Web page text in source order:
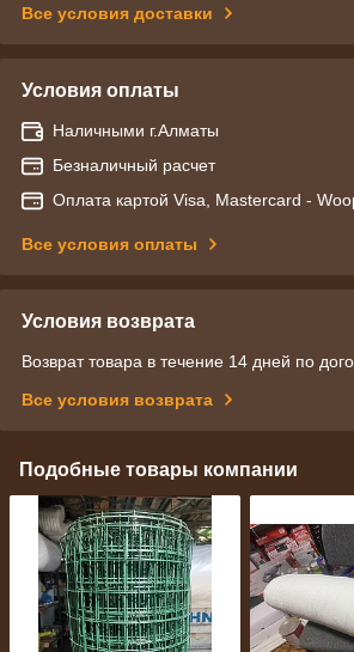
Все условия доставки
Условия оплаты
Наличными г.Алматы
Безналичный расчет
Оплата картой Visa, Mastercard -
Все условия оплаты
Условия возврата
Возврат товара в течение 14 дней по
Все условия возврата
Подобные товары компании